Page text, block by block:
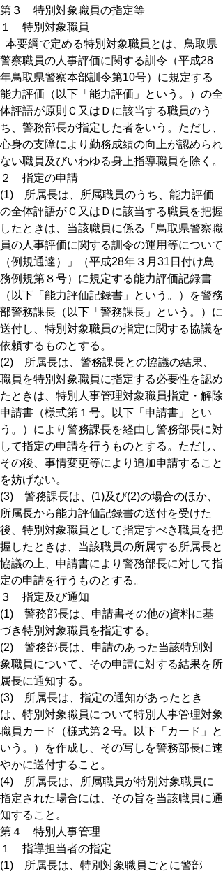
第３ 特別対象職員の指定等
１ 特別対象職員
本要綱で定める特別対象職員とは、鳥取県
警察職員の人事評価に関する訓令（平成28
年鳥取県警察本部訓令第10号）に規定する
能力評価（以下「能力評価」という。）の全
体評語が原則Ｃ又はＤに該当する職員のう
ち、警務部長が指定した者をいう。ただし、
心身の支障により勤務成績の向上が認められ
ない職員及びいわゆる身上指導職員を除く。
２ 指定の申請
(1) 所属長は、所属職員のうち、能力評価
の全体評語がＣ又はＤに該当する職員を把握
したときは、当該職員に係る「鳥取県警察職
員の人事評価に関する訓令の運用等について
（例規通達）」（平成28年３月31日付け鳥
務例規第８号）に規定する能力評価記録書
（以下「能力評価記録書」という。）を警務
部警務課長（以下「警務課長」という。）に
送付し、特別対象職員の指定に関する協議を
依頼するものとする。
(2) 所属長は、警務課長との協議の結果、
職員を特別対象職員に指定する必要性を認め
たときは、特別人事管理対象職員指定・解除
申請書（様式第１号。以下「申請書」とい
う。）により警務課長を経由し警務部長に対
して指定の申請を行うものとする。ただし、
その後、事情変更等により追加申請すること
を妨げない。
(3) 警務課長は、(1)及び(2)の場合のほか、
所属長から能力評価記録書の送付を受けた
後、特別対象職員として指定すべき職員を把
握したときは、当該職員の所属する所属長と
協議の上、申請書により警務部長に対して指
定の申請を行うものとする。
３ 指定及び通知
(1) 警務部長は、申請書その他の資料に基
づき特別対象職員を指定する。
(2) 警務部長は、申請のあった当該特別対
象職員について、その申請に対する結果を所
属長に通知する。
(3) 所属長は、指定の通知があったとき
は、特別対象職員について特別人事管理対象
職員カード（様式第２号。以下「カード」と
いう。）を作成し、その写しを警務部長に速
やかに送付すること。
(4) 所属長は、所属職員が特別対象職員に
指定された場合には、その旨を当該職員に通
知すること。
第４ 特別人事管理
１ 指導担当者の指定
(1) 所属長は、特別対象職員ごとに警部